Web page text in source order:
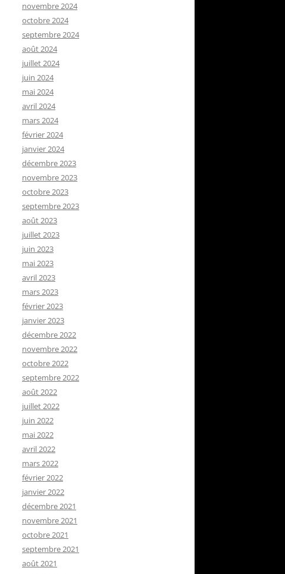
novembre 2024
octobre 2024
septembre 2024
août 2024
juillet 2024
juin 2024
mai 2024
avril 2024
mars 2024
février 2024
janvier 2024
décembre 2023
novembre 2023
octobre 2023
septembre 2023
août 2023
juillet 2023
juin 2023
mai 2023
avril 2023
mars 2023
février 2023
janvier 2023
décembre 2022
novembre 2022
octobre 2022
septembre 2022
août 2022
juillet 2022
juin 2022
mai 2022
avril 2022
mars 2022
février 2022
janvier 2022
décembre 2021
novembre 2021
octobre 2021
septembre 2021
août 2021